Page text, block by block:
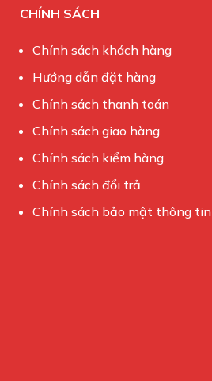
CHÍNH SÁCH
Chính sách khách hàng
Hướng dẫn đặt hàng
Chính sách thanh toán
Chính sách giao hàng
Chính sách kiểm hàng
Chính sách đổi trả
Chính sách bảo mật thông tin